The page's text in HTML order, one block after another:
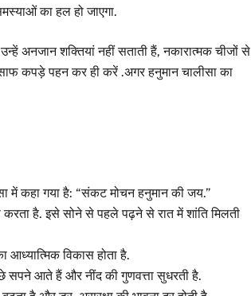
का हल हो जाएगा.
अनजान शक्तियां नहीं सताती हैं, नकारात्मक चीजों से
कपड़े पहन कर ही करें .अगर हनुमान चालीसा का
में कहा गया है: “संकट मोचन हनुमान की जय.”
करता है. इसे सोने से पहले पढ़ने से रात में शांति मिलती
आध्यात्मिक विकास होता है.
सपने आते हैं और नींद की गुणवत्ता सुधरती है.